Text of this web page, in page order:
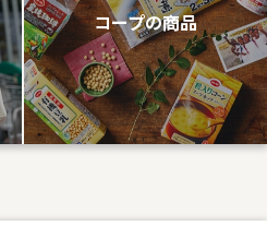
コープの商品